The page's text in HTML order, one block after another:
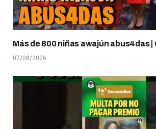
Más de 800 niñas awajún abus4das |
07/08/2026